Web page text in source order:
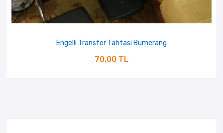
Engelli Transfer Tahtası Bumerang
70,00 TL